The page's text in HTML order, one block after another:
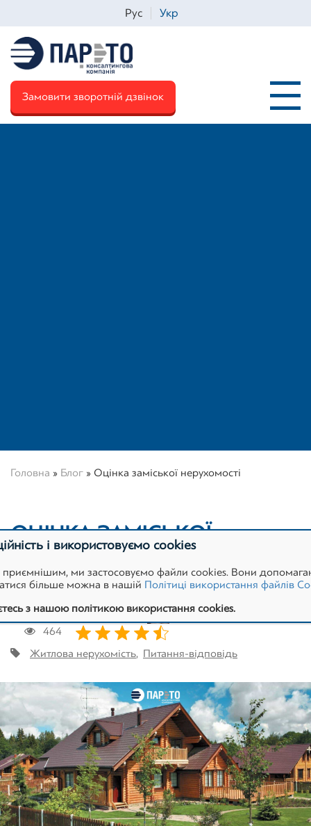
Рус Укр
Замовити зворотній дзвінок
Головна » Блог » Оцінка заміської нерухомості
ОЦІНКА ЗАМІСЬКОЇ
НЕРУХОМОСТІ
Олег Івченко
12 September 2019
464
Житлова нерухомість, Питання-відповідь
і використовуємо cookies
ми застосовуємо файли cookies. Вони
більше можна в нашій Політиці використання файлів
з нашою політикою використання cookies.